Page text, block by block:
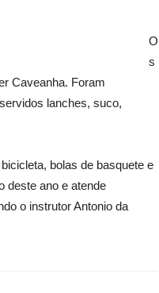
O
s
Caveanha. Foram
lanches, suco,
bolas de basquete e
deste ano e atende
o instrutor Antonio da